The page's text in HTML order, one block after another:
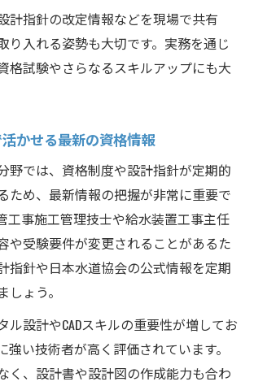
計指針の改定情報などを現場で共有
り入れる姿勢も大切です。実務を通じ
格試験やさらなるスキルアップにも大
かせる最新の資格情報
野では、資格制度や設計指針が定期的
ため、最新情報の把握が非常に重要で
工事施工管理技士や給水装置工事主任
や受験要件が変更されることがあるた
指針や日本水道協会の公式情報を定期
ょう。
ル設計やCADスキルの重要性が増してお
強い技術者が高く評価されています。
く、設計書や設計図の作成能力も合わ